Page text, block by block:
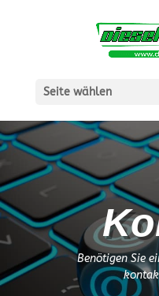
Seite wählen
Benötigen Sie